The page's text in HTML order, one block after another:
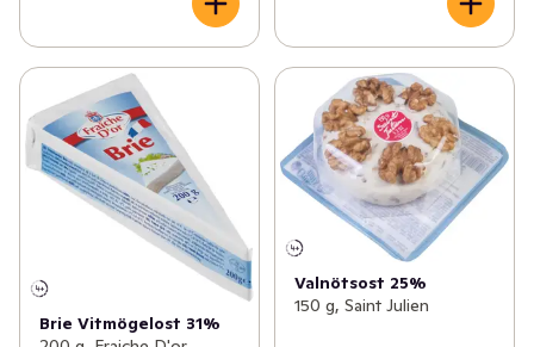
Brie Vitmögelost 31%
Valnötsost 25%
150 g, Saint Julien